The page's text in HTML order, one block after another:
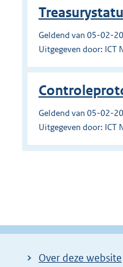
Geldend van 05-02-
Uitgegeven door:
Geldend van 05-02-
Uitgegeven door:
Over deze website